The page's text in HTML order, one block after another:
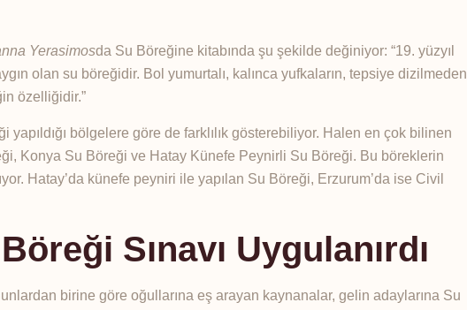
Yerasimosda Su Böreğine kitabında şu şekilde değiniyor: “19. yüzyıl
olan su böreğidir. Bol yumurtalı, kalınca yufkaların, tepsiye dizilmeden
özelliğidir.”
yapıldığı bölgelere göre de farklılık gösterebiliyor. Halen en çok bilinen
Konya Su Böreği ve Hatay Künefe Peynirli Su Böreği. Bu böreklerin
Hatay’da künefe peyniri ile yapılan Su Böreği, Erzurum’da ise Civil
Sınavı Uygulanırdı
birine göre oğullarına eş arayan kaynanalar, gelin adaylarına Su